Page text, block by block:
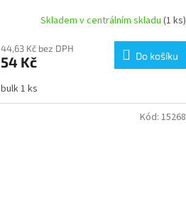
Skladem v centrálním skladu (1 ks)
44,63 Kč bez DPH
54 Kč Do košíku
bulk 1 ks
Kód: 15268